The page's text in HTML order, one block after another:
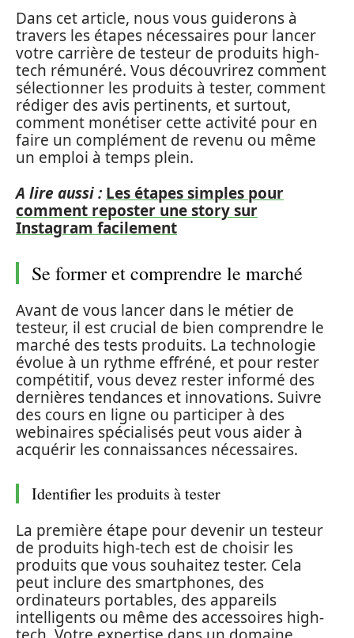
Dans cet article, nous vous guiderons à
travers les étapes nécessaires pour lancer
votre carrière de testeur de produits high-
tech rémunéré. Vous découvrirez comment
sélectionner les produits à tester, comment
rédiger des avis pertinents, et surtout,
comment monétiser cette activité pour en
faire un complément de revenu ou même
un emploi à temps plein.
A lire aussi : Les étapes simples pour
comment reposter une story sur
Instagram facilement
Se former et comprendre le marché
Avant de vous lancer dans le métier de
testeur, il est crucial de bien comprendre le
marché des tests produits. La technologie
évolue à un rythme effréné, et pour rester
compétitif, vous devez rester informé des
dernières tendances et innovations. Suivre
des cours en ligne ou participer à des
webinaires spécialisés peut vous aider à
acquérir les connaissances nécessaires.
Identifier les produits à tester
La première étape pour devenir un testeur
de produits high-tech est de choisir les
produits que vous souhaitez tester. Cela
peut inclure des smartphones, des
ordinateurs portables, des appareils
intelligents ou même des accessoires high-